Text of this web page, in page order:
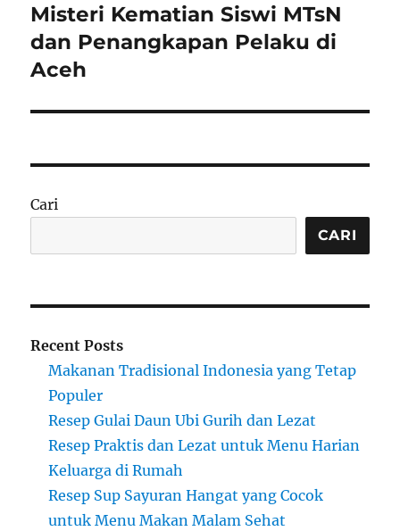
post:
Misteri Kematian Siswi MTsN
dan Penangkapan Pelaku di
Aceh
Cari
CARI
Recent Posts
Makanan Tradisional Indonesia yang Tetap
Populer
Resep Gulai Daun Ubi Gurih dan Lezat
Resep Praktis dan Lezat untuk Menu Harian
Keluarga di Rumah
Resep Sup Sayuran Hangat yang Cocok
untuk Menu Makan Malam Sehat